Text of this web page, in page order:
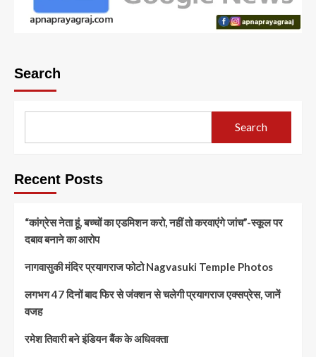
Search
Search
Recent Posts
“कांग्रेस नेता हूं, बच्चों का एडमिशन करो, नहीं तो करवाएंगे जांच”-स्कूल पर
दबाव बनाने का आरोप
नागवासुकी मंदिर प्रयागराज फोटो Nagvasuki Temple Photos
लगभग 47 दिनों बाद फिर से जंक्शन से चलेगी प्रयागराज एक्सप्रेस, जानें
वजह
रमेश तिवारी बने इंडियन बैंक के अधिवक्ता